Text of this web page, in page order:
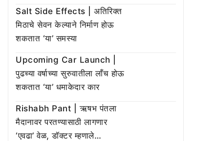
Salt Side Effects | अतिरिक्त
मिठाचे सेवन केल्याने निर्माण होऊ
शकतात ‘या’ समस्या
Upcoming Car Launch |
पुढच्या वर्षाच्या सुरुवातीला लाँच होऊ
शकतात ‘या’ धमाकेदार कार
Rishabh Pant | ऋषभ पंतला
मैदानावर परतण्यासाठी लागणार
‘एवढा’ वेळ, डॉक्टर म्हणाले…